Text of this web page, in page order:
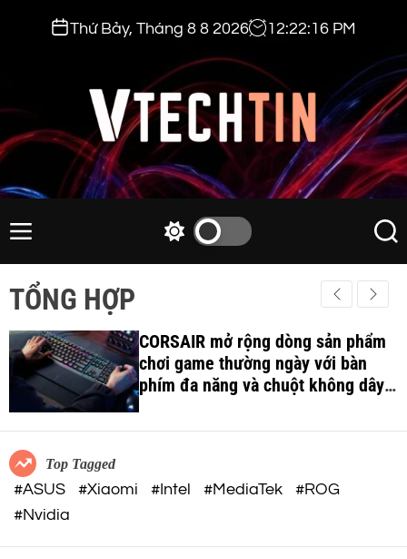
t
o
c
o
e
Thứ Bảy, Tháng 8 8 2026 12:22:17 PM
v
c
h
t
i
n
.
c
m
M
e
w
h
c
o
o
d
S
e
a
r
h
TỔNG HỢP
CORSAIR mở rộng dòng sản phẩm
chơi game thường ngày với bàn
phím đa năng và chuột không dây
công thái học
Top Tagged
#ASUS #Xiaomi #Intel #MediaTek
#ROG
#Nvidia